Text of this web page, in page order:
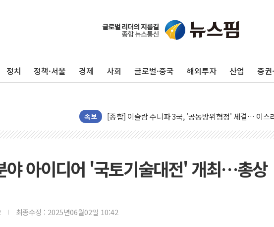
정치 정책·서울 경제 사회 글로벌·중국 해외투자 산업 증권
속보
유럽증시, 美 고용 예상 밖 부진에 연준 금리 인상 가
[종합] 이슬람 수니파 3국, '공동방위협정' 체결… 이스
트럼프, 백신·자폐증 행정명령 검토…"이르면 다음 주"
이란 핵심 원유 수출항 '하르그섬', 최근 1주일 이상 '올
美 고용 쇼크에 엔화 장중 급등…시장은 "또 개입했나"
야 아이디어 '국토기술대전' 개최…총상
최종수정 : 2025년06월02일 10:42